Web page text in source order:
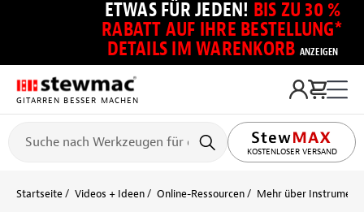
ETWAS FÜR JEDEN! BIS ZU 30 %
RABATT AUF IHRE BESTELLUNG*
DETAILS IM WARENKORB ANZEIGEN
GITARREN BESSER MACHEN
KOSTENLOSER VERSAND
Startseite Videos + Ideen Online-Ressourcen Mehr über